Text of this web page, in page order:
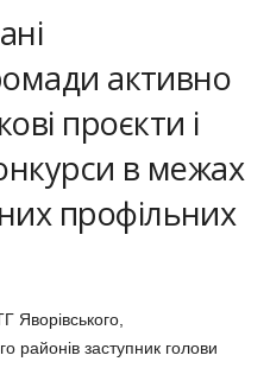
активно
проєкти і
в межах
профільних
Яворівського,
районів заступник голови